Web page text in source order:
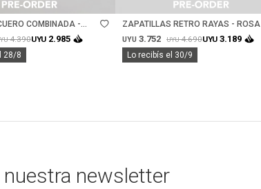
COMBINADA -
4.390UYU 2.985
28/8
ZAPATILLAS RETRO RAYAS - ROSA
UYU 3.752 UYU4.690UYU 3.189
Lo recibís el 30/9
newsletter